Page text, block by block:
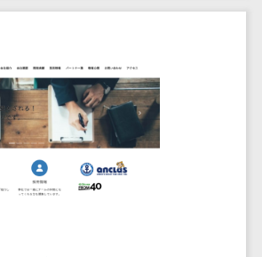
用地管理システム>
業界・業種特化型
保険代理店システム>
図面検索システム>
SaaS管理ツー
ル
モバイルデバ
イス管理
サーバー・ネ
ットワーク監視